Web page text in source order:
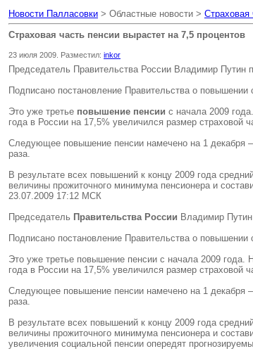
Новости Палласовки > Областные новости > Страховая
Страховая часть пенсии вырастет на 7,5 процентов
23 июля 2009. Разместил: inkor
Председатель Правительства России Владимир Путин
Подписано постановление Правительства о
Это уже третье повышение пенсии с начала 2009
года в России на 17,5% увеличился размер страховой
Следующее повышение пенсии намечено на 1 декабря –
раза.
В результате всех повышений к концу 2009 года
величины прожиточного минимума пенсионера и
23.07.2009 17:12 МСК
Председатель Правительства России Владимир
Подписано постановление Правительства о
Это уже третье повышение пенсии с начала 2009
года в России на 17,5% увеличился размер страховой
Следующее повышение пенсии намечено на 1 декабря –
раза.
В результате всех повышений к концу 2009 года
величины прожиточного минимума пенсионера и
увеличения социальной пенсии опередят